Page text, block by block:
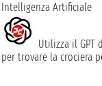
Intelligenza Artificiale
Utilizza il GPT
per trovare la crociera